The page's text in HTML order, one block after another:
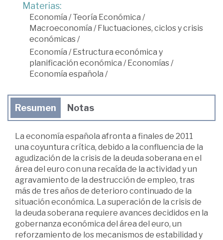
Materias:
Economía /Teoría Económica /
Macroeconomía /Fluctuaciones, ciclos y crisis
económicas/
Economía /Estructura económica y
planificación económica /Economías/
Economía española /
Resumen Notas
La economía española afronta a finales de 2011
una coyuntura crítica, debido a la confluencia de la
agudización de la crisis de la deuda soberana en el
área del euro con una recaída de la actividad y un
agravamiento de la destrucción de empleo, tras
más de tres años de deterioro continuado de la
situación económica. La superación de la crisis de
la deuda soberana requiere avances decididos en la
gobernanza económica del área del euro, un
reforzamiento de los mecanismos de estabilidad y